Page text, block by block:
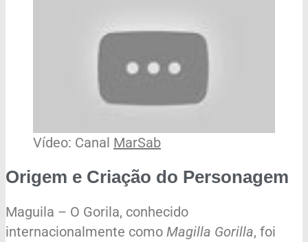
Vídeo: Canal MarSab
Origem e Criação do Personagem
Maguila – O Gorila, conhecido
internacionalmente como Magilla Gorilla, foi